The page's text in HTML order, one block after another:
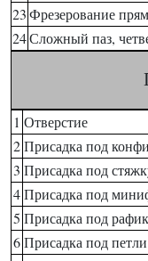
23Фрезерование
24Сложный паз,
1 Отверстие
2Присадка под
3 Присадка под
4Присадка под
5 Присадка под
6Присадка под петли